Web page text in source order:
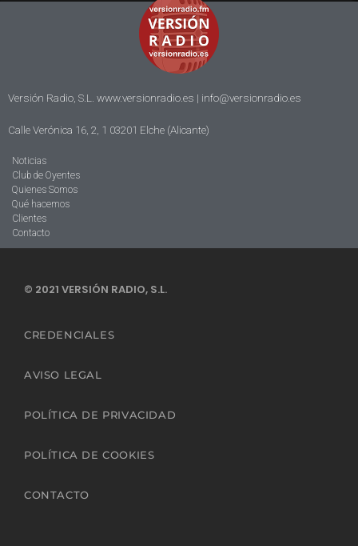
Versión Radio, S.L. www.versionradio.es | info@versionradio.es
Calle Verónica 16, 2, 1 03201 Elche (Alicante)
Noticias
Club de Oyentes
Quienes Somos
Qué hacemos
Clientes
Contacto
© 2021 VERSIÓN RADIO, S.L.
CREDENCIALES
AVISO LEGAL
POLÍTICA DE PRIVACIDAD
POLÍTICA DE COOKIES
CONTACTO